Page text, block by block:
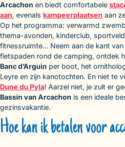
Arcachon en biedt comfortabele
aan, evenals kampeerplaatsen aan
Op het programma: verwarmd
thema-avonden, kinderclub,
fitnessruimte… Neem aan de kant
fietspaden rond de camping, ontdek
Banc d’Arguin per boot, het
Leyre en zijn kanotochten. En niet te
Dune du Pyla! Aarzel niet, je zult er
Bassin van Arcachon is een ideale
gezinsvakantie.
Hoe kan ik betalen voor